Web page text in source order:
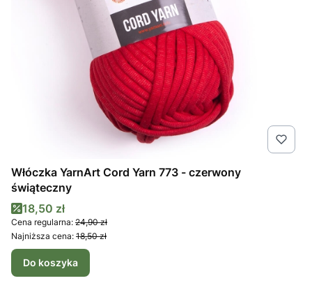
Włóczka YarnArt Cord Yarn 773 - czerwony
świąteczny
Cena promocyjna
18,50 zł
Cena regularna: 24,90 zł
Najniższa cena: 18,50 zł
Do koszyka